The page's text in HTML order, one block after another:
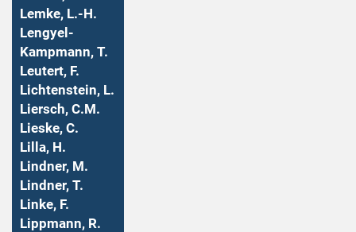
Lemke, L.-H.
Lengyel-
Kampmann, T.
Leutert, F.
Lichtenstein, L.
Liersch, C.M.
Lieske, C.
Lilla, H.
Lindner, M.
Lindner, T.
Linke, F.
Lippmann, R.